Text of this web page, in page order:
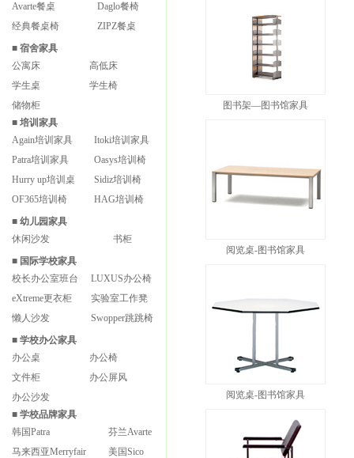
Avarte餐桌
Daglo餐椅
经典餐桌椅
ZIPZ餐桌
■ 宿舍家具
公寓床
高低床
学生桌
学生椅
储物柜
■ 培训家具
Again培训家具
Itoki培训家具
Patra培训家具
Oasys培训椅
Hurry up培训桌
Sidiz培训椅
OF365培训椅
HAG培训椅
■ 幼儿园家具
休闲沙发
书柜
■ 国际学校家具
校长办公室班台
LUXUS办公椅
eXtreme更衣柜
实验室工作凳
懒人沙发
Swopper跳跳椅
■ 学校办公家具
办公桌
办公椅
文件柜
办公屏风
办公沙发
■ 学校品牌家具
韩国Patra
芬兰Avarte
马来西亚Merryfair
美国Sico
图书架—图书馆家具
阅览桌-图书馆家具
阅览桌-图书馆家具